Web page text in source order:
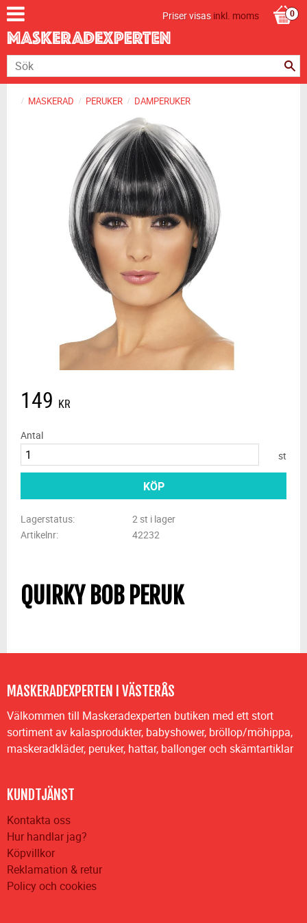
Priser visasinkl. moms
MASKERAD PERUKER DAMPERUKER
149 KR
Antal
st
KÖP
Lagerstatus
2 st i lager
Artikelnr
42232
QUIRKY BOB PERUK
MASKERADEXPERTEN I VÄSTERÅS
Välkommen till Maskeradexperten butiken med ett stort
sortiment av kalasprodukter, babyshower, bröllop/möhippa,
maskeradkläder, peruker, hattar, ballonger och skämtartiklar
KUNDTJÄNST
Kontakta oss
Hur handlar jag?
Köpvillkor
Reklamation & retur
Policy och cookies